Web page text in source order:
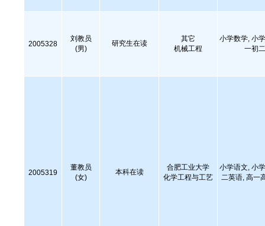
2005328
刘教员
(男)
研究生在读
其它
机械工程
小学数学, 小
一初
2005319
董教员
(女)
本科在读
合肥工业大学
化学工程与工艺
小学语文, 小
二英语, 高一